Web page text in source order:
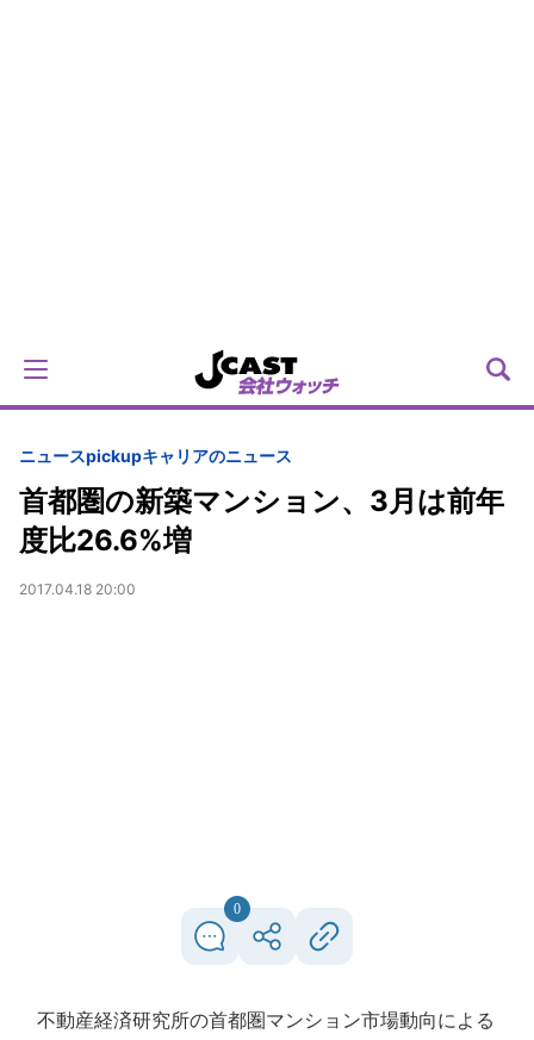
ニュースpickupキャリアのニュース
首都圏の新築マンション、3月は前年
度比26.6%増
2017.04.18 20:00
0
不動産経済研究所の首都圏マンション市場動向による